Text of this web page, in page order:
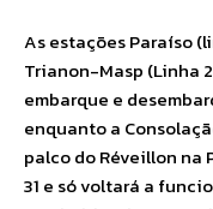
As estações Paraíso
Trianon-Masp (Linha
embarque e
enquanto a
palco do Réveillon na
31 e só voltará a